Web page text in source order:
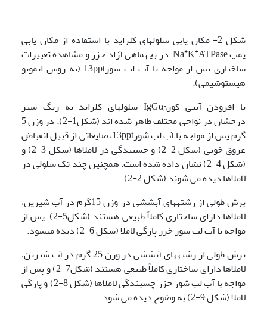
شکل 2- مکان یابی سلول­های کلراید با استفاده از مکان یابی
پمپ Na
+K+
ATPase در بچه­ماهی آزاد خزر و مشاهده تغییرات
ساختاری پس از مواجه با آب لب شور13ppt (به روش ایمونو
هیستوشیمی).
با افزودن آنتی کورIgGα5
سلول­های کلراید به رنگ سبز
درخشان در نواحی مختلف ظاهر شده اند (شکل1-2). در وزن 5
گرم پس از مواجه با آب لب شور13ppt، ضایعاتی از قبیل انقباض
عروق خونی (شکل 2-2) و چسبندگی در لاملاها (شکل 3-2) و
(شکل 4-2) نشان داده شده است. همچنین چند تک سلولی در
لاملاها دیده می شوند (شکل 2-2).
برش طولی از رشته­های آبششی در وزن 15گرم در آب شیرین،
لاملاها دارای ساختاری کاملاً طبیعی هستند (شکل5-2). پس از
مواجه با آب لب شور خزر پارگی لاملا (شکل 6-2) دیده می­شود.
برش طولی از رشته­های آبششی در وزن 25 گرم در آب شیرین،
لاملاها دارای ساختاری کاملاً طبیعی هستند (شکل7-2) و پس از
مواجه با آب لب شور خزر چسبندگی لاملاها (شکل 8-2) و پارگی
لاملا (شکل 9-2) به وضوح دیده می شود.